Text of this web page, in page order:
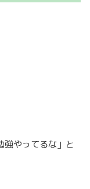
やってるな」と